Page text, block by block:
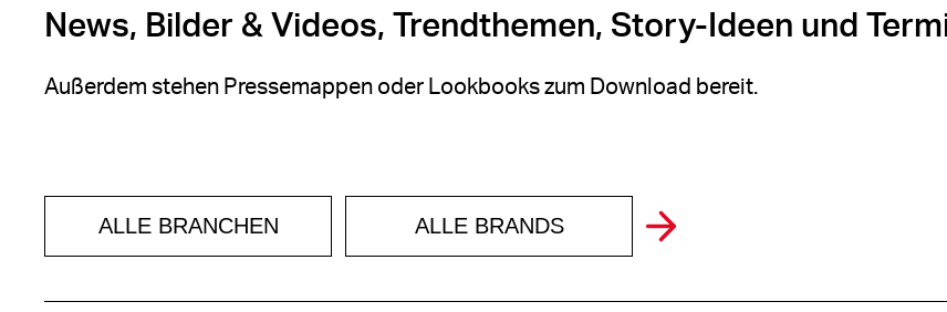
News, Bilder & Videos, Trendthemen, Story-Ideen und
Außerdem stehen Pressemappen oder Lookbooks zum Download bereit.
ALLE BRANCHEN ALLE BRANDS